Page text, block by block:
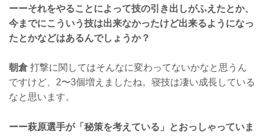
ーーそれをやることによって技の引き出しがふえたとか、
今までにこういう技は出来なかったけど出来るようになっ
たとかなどはあるんでしょうか？
朝倉打撃に関してはそんなに変わってないかなと思うん
ですけど、2〜3個増えましたね。寝技は凄い成長している
なと思います。
ーー萩原選手が「秘策を考えている」とおっしゃっていま